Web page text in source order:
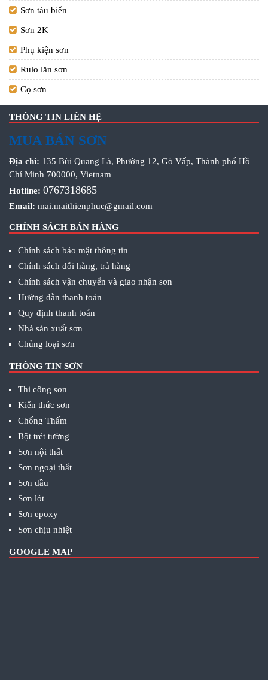
Sơn tàu biển
Sơn 2K
Phụ kiện sơn
Rulo lăn sơn
Cọ sơn
THÔNG TIN LIÊN HỆ
MUA BÁN SƠN
Địa chỉ: 135 Bùi Quang Là, Phường 12, Gò Vấp, Thành phố Hồ
Chí Minh 700000, Vietnam
Hotline: 0767318685
Email: mai.maithienphuc@gmail.com
CHÍNH SÁCH BÁN HÀNG
Chính sách bảo mật thông tin
Chính sách đổi hàng, trả hàng
Chính sách vận chuyển và giao nhận sơn
Hướng dẫn thanh toán
Quy định thanh toán
Nhà sản xuất sơn
Chủng loại sơn
THÔNG TIN SƠN
Thi công sơn
Kiến thức sơn
Chống Thấm
Bột trét tường
Sơn nội thất
Sơn ngoại thất
Sơn dầu
Sơn lót
Sơn epoxy
Sơn chịu nhiệt
GOOGLE MAP